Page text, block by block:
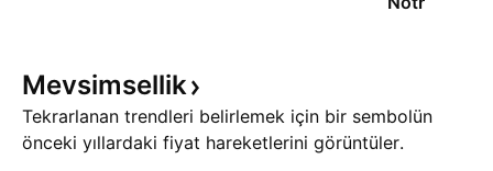
Mevsimsellik
Tekrarlanan trendleri belirlemek için bir sembolün
önceki yıllardaki fiyat hareketlerini görüntüler.